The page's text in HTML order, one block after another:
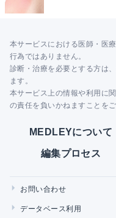
本サービスにおける医師・医
行為ではありません。
診断・治療を必要とする方は
ます。
本サービス上の情報や利用に
の責任を負いかねますことをご
MEDLEYについて
編集プロセス
お問い合わせ
データベース利用